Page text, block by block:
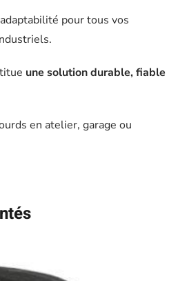
pour tous vos
une solution durable, fiable
en atelier, garage ou